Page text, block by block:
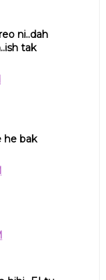
ni..dah
tak
he bak